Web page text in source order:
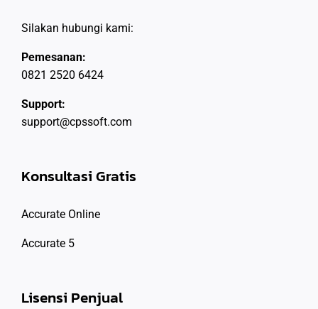
Silakan hubungi kami:
Pemesanan:
0821 2520 6424
Support:
support@cpssoft.com
Konsultasi Gratis
Accurate Online
Accurate 5
Lisensi Penjual